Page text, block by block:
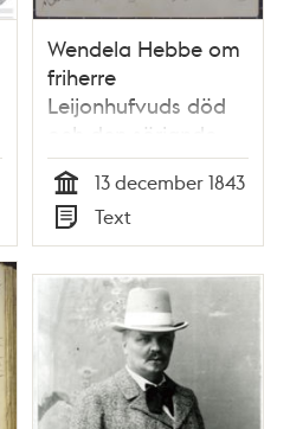
Wendela Hebbe om
friherre
Leijonhufvuds död
och den sörjande
änkan - brev 1843
Tid
13 december 1843
Typ
Text